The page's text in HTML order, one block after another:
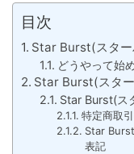
目次
Star Burst(スタ
どうやって始
Star Burst(スタ
Star Burst(ス
特定商取
Star
表記